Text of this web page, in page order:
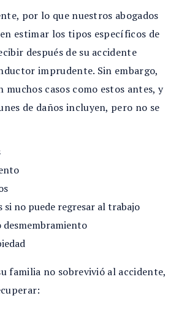
por lo que nuestros abogados
estimar los tipos específicos de
después de su accidente
imprudente. Sin embargo,
muchos casos como estos antes, y
de daños incluyen, pero no se
si no puede regresar al trabajo
desmembramiento
familia no sobrevivió al accidente,